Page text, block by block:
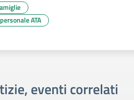
ATA
eventi correlati